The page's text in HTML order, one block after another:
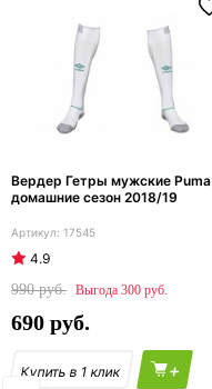
Вердер Гетры мужские Puma
домашние сезон 2018/19
17545
4.9
990
300
690
+